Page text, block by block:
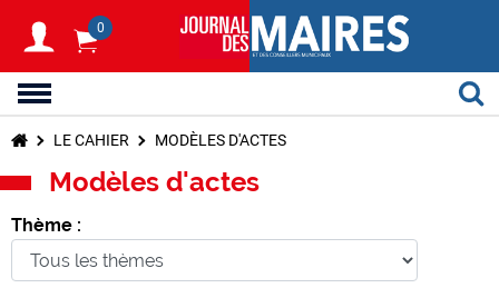
0
LE CAHIER MODÈLES D'ACTES
Modèles d'actes
Thème :